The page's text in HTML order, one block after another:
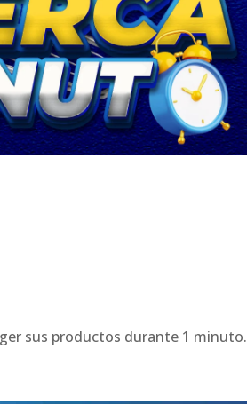
sus productos durante 1 minuto.